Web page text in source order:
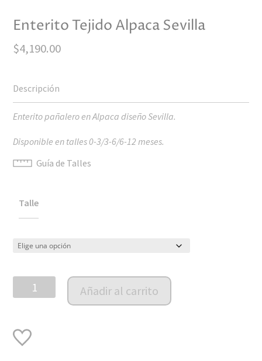
Enterito Tejido Alpaca Sevilla
$4,190.00
Enterito pañalero en Alpaca diseño Sevilla.
Disponible en talles 0-3/3-6/6-12 meses.
Guía de Talles
Talle
Enterito
Tejido
Sevilla
cantidad
Añadir al carrito